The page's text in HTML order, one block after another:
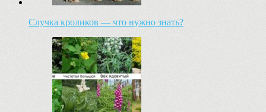
Случка кроликов — что нужно знать?